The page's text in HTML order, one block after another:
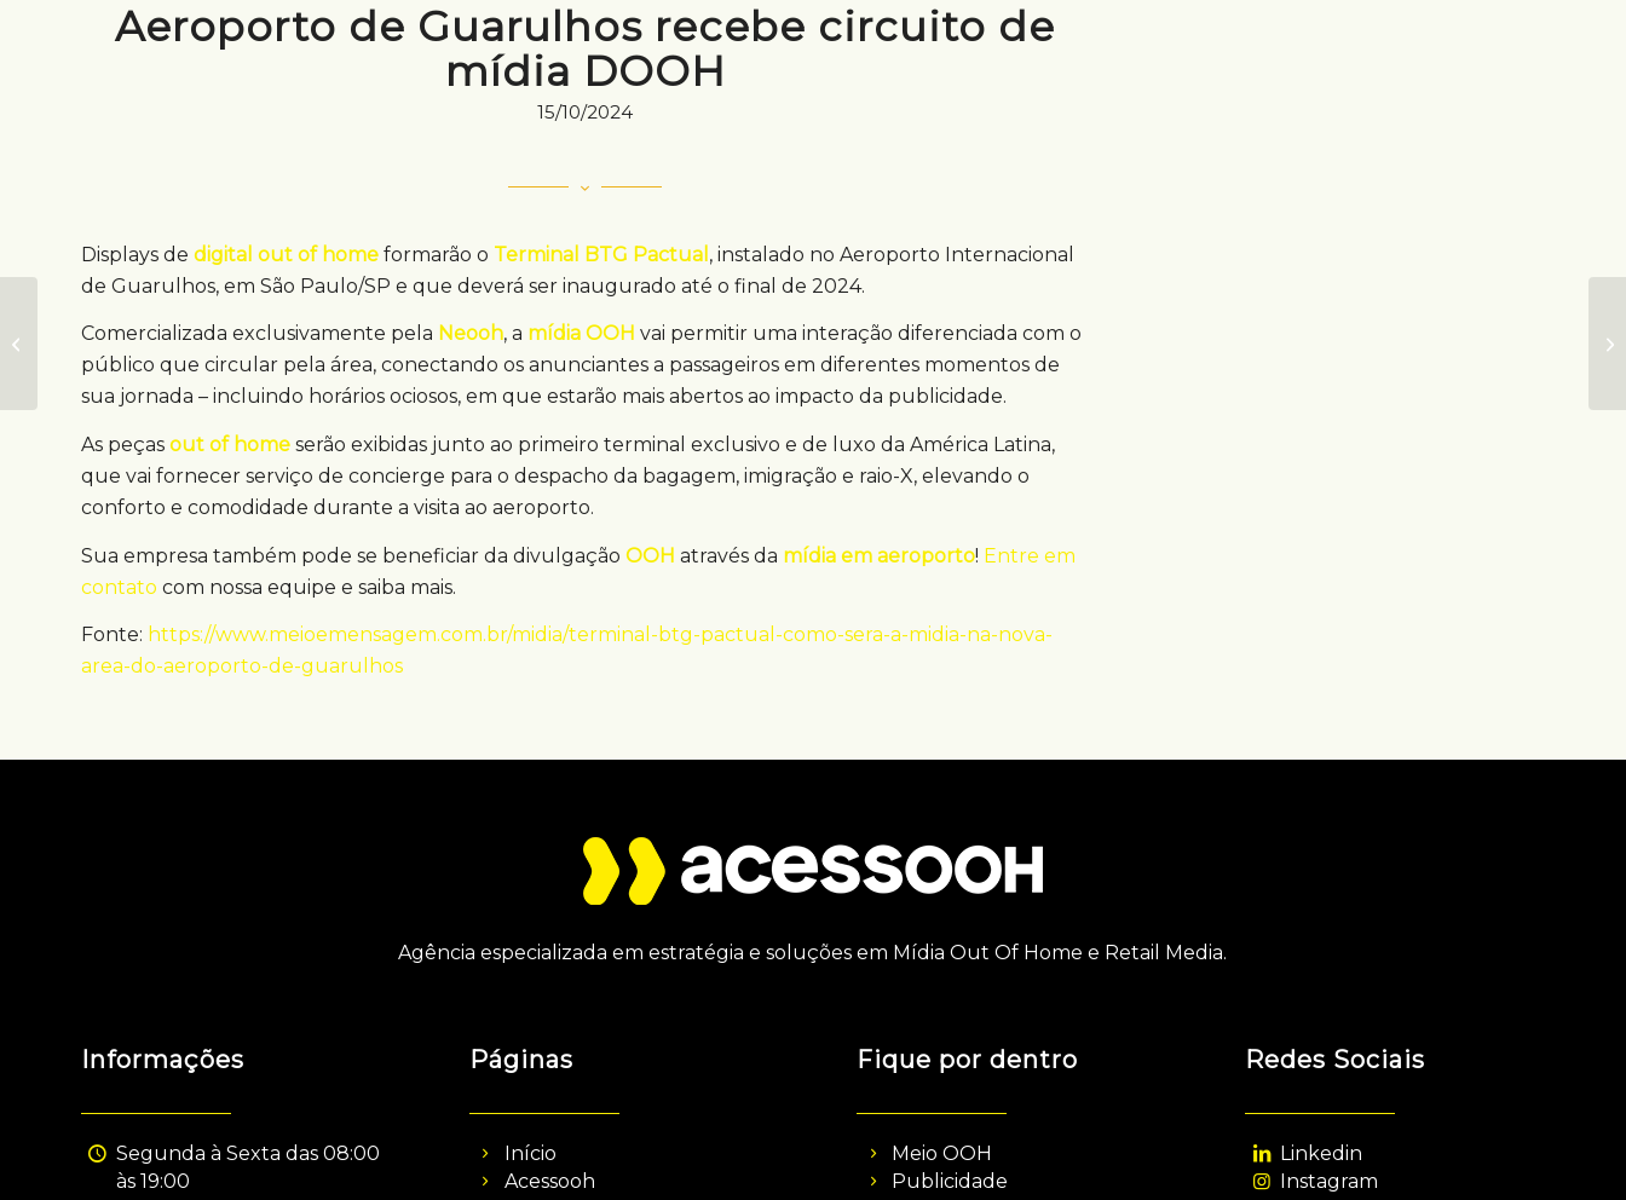
Aeroporto de Guarulhos recebe circuito de
mídia DOOH
15/10/2024
Displays de digital out of home formarão o Terminal BTG Pactual , instalado no Aeroporto Internacional
de Guarulhos, em São Paulo/SP e que deverá ser inaugurado até o final de 2024.
Comercializada exclusivamente pela Neooh, a mídia OOH vai permitir uma interação diferenciada com o
público que circular pela área, conectando os anunciantes a passageiros em diferentes momentos de
sua jornada – incluindo horários ociosos, em que estarão mais abertos ao impacto da publicidade.
As peças out of home serão exibidas junto ao primeiro terminal exclusivo e de luxo da América Latina,
que vai fornecer serviço de concierge para o despacho da bagagem, imigração e raio-X, elevando o
conforto e comodidade durante a visita ao aeroporto.
Sua empresa também pode se beneficiar da divulgação OOH através da mídia em aeroporto! Entre em
contato com nossa equipe e saiba mais.
Fonte: https://www.meioemensagem.com.br/midia/terminal-btg-pactual-como-sera-a-midia-na-nova-
area-do-aeroporto-de-guarulhos
Agência especializada em estratégia e soluções em Mídia Out Of Home e Retail Media.
Informações
Segunda à Sexta das 08:00
às 19:00
Páginas
Início
Acessooh
Fique por dentro
Meio OOH
Publicidade
Redes Sociais
Linkedin
Instagram
exposição DOOH
sobre o Outubro